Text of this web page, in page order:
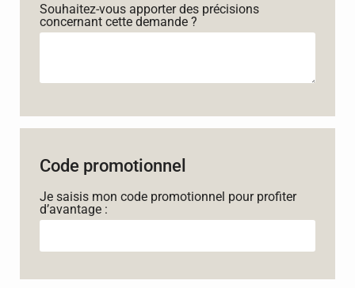
Souhaitez-vous apporter des précisions
concernant cette demande ?
Code promotionnel
Je saisis mon code promotionnel pour profiter
d’avantage :